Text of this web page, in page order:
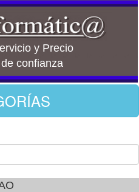
y Precio
confianza